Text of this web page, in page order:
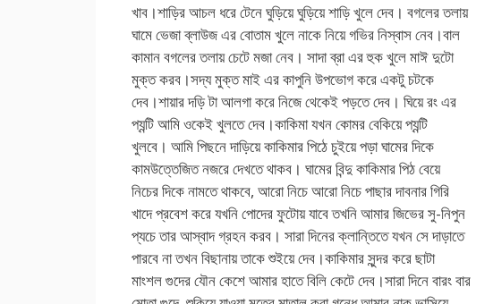
খাব।শাড়ির আচল ধরে টেনে ঘুড়িয়ে ঘুড়িয়ে শাড়ি খুলে দেব। বগলের তলায়
ঘামে ভেজা ব্লাউজ এর বোতাম খুলে নাকে নিয়ে গভির নিস্বাস নেব।বাল
কামান বগলের তলায় চেটে মজা নেব। সাদা ব্রা এর হুক খুলে মাঈ দুটো
মুক্ত করব।সদ্য মুক্ত মাই এর কাপুনি উপভোগ করে একটু চটকে
দেব।শায়ার দড়ি টা আলগা করে নিজে থেকেই পড়তে দেব। ঘিয়ে রং এর
প্যন্টি আমি ওকেই খুলতে দেব।কাকিমা যখন কোমর বেকিয়ে প্যন্টি
খুলবে। আমি পিছনে দাড়িয়ে কাকিমার পিঠে চুইয়ে পড়া ঘামের দিকে
কামউত্তেজিত নজরে দেখতে থাকব। ঘামের বিন্দু কাকিমার পিঠ বেয়ে
নিচের দিকে নামতে থাকবে, আরো নিচে আরো নিচে পাছার দাবনার গিরি
খাদে প্রবেশ করে যখনি পোদের ফুটোয় যাবে তখনি আমার জিভের সু-নিপুন
প্যচে তার আস্বাদ গ্রহন করব। সারা দিনের ক্লান্তিতে যখন সে দাড়াতে
পারবে না তখন বিছানায় তাকে শুইয়ে দেব।কাকিমার সুন্দর করে ছাটা
মাংশল গুদের যৌন কেশে আমার হাতে বিলি কেটে দেব।সারা দিনে বারং বার